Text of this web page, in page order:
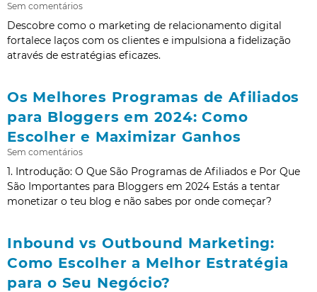
Sem comentários
Descobre como o marketing de relacionamento digital
fortalece laços com os clientes e impulsiona a fidelização
através de estratégias eficazes.
Os Melhores Programas de Afiliados
para Bloggers em 2024: Como
Escolher e Maximizar Ganhos
Sem comentários
1. Introdução: O Que São Programas de Afiliados e Por Que
São Importantes para Bloggers em 2024 Estás a tentar
monetizar o teu blog e não sabes por onde começar?
Inbound vs Outbound Marketing:
Como Escolher a Melhor Estratégia
para o Seu Negócio?